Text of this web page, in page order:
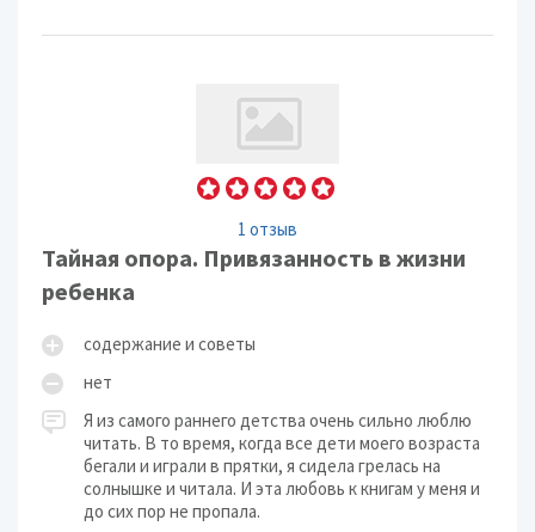
1 отзыв
Тайная опора. Привязанность в жизни
ребенка
содержание и советы
нет
Я из самого раннего детства очень сильно люблю
читать. В то время, когда все дети моего возраста
бегали и играли в прятки, я сидела грелась на
солнышке и читала. И эта любовь к книгам у меня и
до сих пор не пропала.